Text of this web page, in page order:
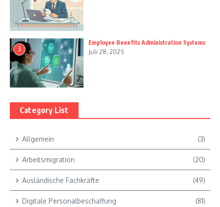
3
Employee Benefits Administration Systems
Juli 28, 2025
Category List
Allgemein (3)
Arbeitsmigration (20)
Ausländische Fachkräfte (49)
Digitale Personalbeschaffung (81)